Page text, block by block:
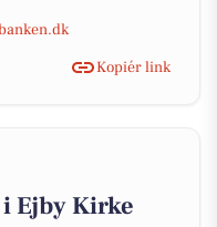
Kopiér link
Ejby Kirke